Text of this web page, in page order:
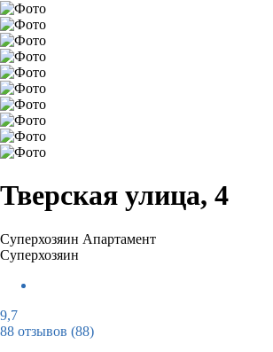
Тверская улица, 4
Суперхозяин Апартамент
Суперхозяин
9,7
88 отзывов (88)